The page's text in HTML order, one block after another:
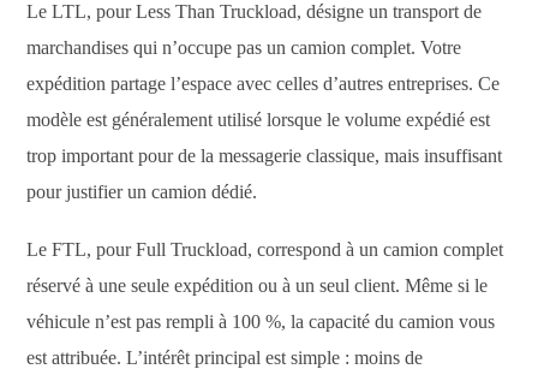
Le LTL, pour Less Than Truckload, désigne un transport de
marchandises qui n’occupe pas un camion complet. Votre
expédition partage l’espace avec celles d’autres entreprises. Ce
modèle est généralement utilisé lorsque le volume expédié est
trop important pour de la messagerie classique, mais insuffisant
pour justifier un camion dédié.
Le FTL, pour Full Truckload, correspond à un camion complet
réservé à une seule expédition ou à un seul client. Même si le
véhicule n’est pas rempli à 100 %, la capacité du camion vous
est attribuée. L’intérêt principal est simple : moins de